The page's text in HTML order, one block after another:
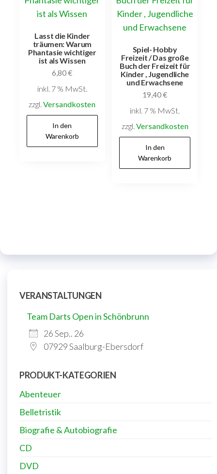
Lasst die Kinder
träumen: Warum
Phantasie wichtiger
ist als Wissen
6,80€
inkl. 7 % MwSt.
zzgl.Versandkosten
In den
Warenkorb
Spiel- Hobby
Freizeit / Das große
Buch der Freizeit für
Kinder , Jugendliche
und Erwachsene
19,40€
inkl. 7 % MwSt.
zzgl. Versandkosten
In den
Warenkorb
VERANSTALTUNGEN
Team Darts Open in Schönbrunn
26 Sep.. 26
07929 Saalburg-Ebersdorf
PRODUKT-KATEGORIEN
Abenteuer
Belletristik
Biografie & Autobiografie
CD
DVD